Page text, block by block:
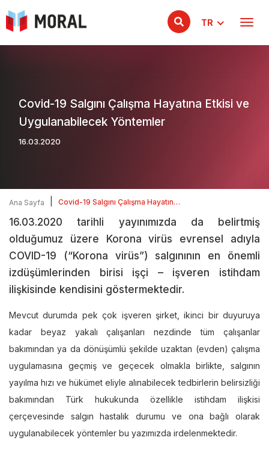
TR
Covid-19 Salgını Çalışma Hayatına Etkisi ve
Uygulanabilecek Yöntemler
16.03.2020
Ana Sayfa
Covid-19 Salgını Çalışma Hayatına
Yöntemler
16.03.2020 tarihli yayınımızda da belirtmiş
olduğumuz üzere Korona virüs evrensel adıyla
COVID-19 (“Korona virüs”) salgınının en önemli
izdüşümlerinden birisi işçi – işveren istihdam
ilişkisinde kendisini göstermektedir.
Mevcut durumda pek çok işveren şirket, ikinci bir duyuruya
kadar beyaz yakalı çalışanları nezdinde tüm çalışanlar
bakımından ya da dönüşümlü şekilde uzaktan (evden) çalışma
uygulamasına geçmiş ve geçecek olmakla birlikte, salgının
yayılma hızı ve hükümet eliyle alınabilecek tedbirlerin belirsizliği
bakımından Türk hukukunda özellikle istihdam ilişkisi
çerçevesinde salgın hastalık durumu ve ona bağlı olarak
uygulanabilecek yöntemler bu yazımızda irdelenmektedir.